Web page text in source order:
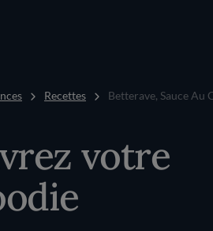
Recettes Betterave, Sauce Au
votre